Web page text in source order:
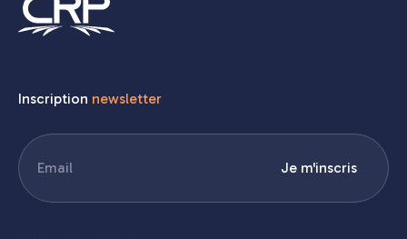
Inscription newsletter
E-
mail (Nécessaire) Je m'inscris